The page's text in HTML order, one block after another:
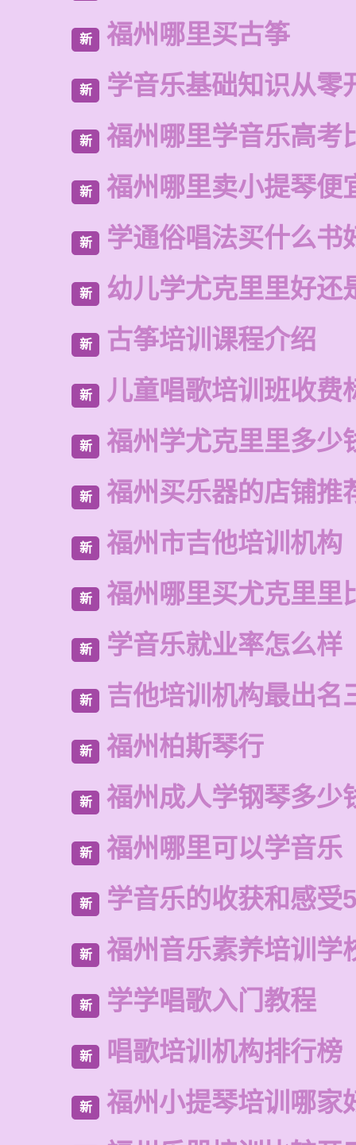
新 福州哪里买古筝
新 学音乐基础知识从零
新 福州哪里学音乐高考
新 福州哪里卖小提琴便
新 学通俗唱法买什么书
新 幼儿学尤克里里好还
新 古筝培训课程介绍
新 儿童唱歌培训班收费
新 福州学尤克里里多少
新 福州买乐器的店铺推
新 福州市吉他培训机构
新 福州哪里买尤克里里
新 学音乐就业率怎么样
新 吉他培训机构最出名
新 福州柏斯琴行
新 福州成人学钢琴多少
新 福州哪里可以学音乐
新 学音乐的收获和感受
新 福州音乐素养培训学
新 学学唱歌入门教程
新 唱歌培训机构排行榜
新 福州小提琴培训哪家